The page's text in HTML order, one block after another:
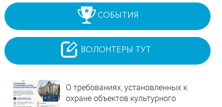
СОБЫТИЯ
ВОЛОНТЕРЫ ТУТ
О требованиях, установленных к
охране объектов культурного